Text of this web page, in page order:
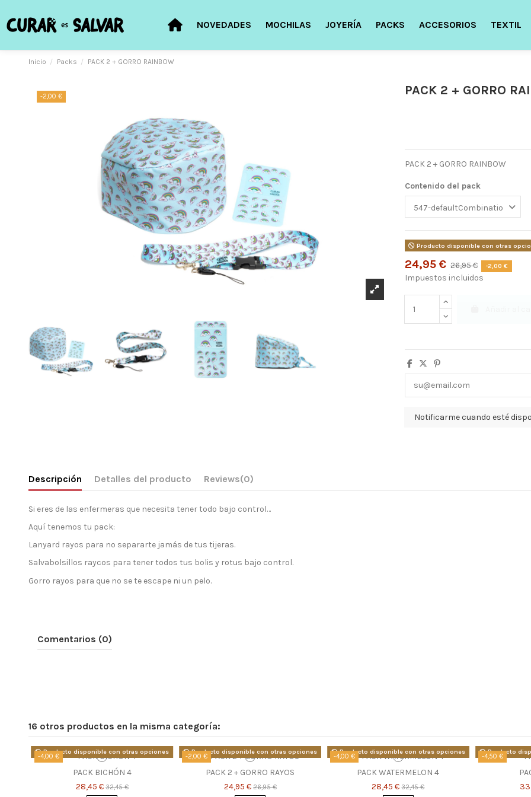
NOVEDADES MOCHILAS JOYERÍA PACKS ACCESORIOS TEXTIL
Inicio Packs PACK 2 + GORRO RAINBOW
-2,00 € PACK 2 + GORRO
PACK 2 + GORRO RAINBOW
Contenido del pack
Producto disponible con otras
24,95 € 26,95 € -2,00 €
Impuestos incluidos
Descripción Detalles del producto Reviews(0)
Si eres de las enfermeras que necesita tener todo bajo control…
Aquí tenemos tu pack:
Lanyard rayos para no separarte jamás de tus tijeras.
Salvabolsillos raycos para tener todos tus bolis y rotus bajo control.
Gorro rayos para que no se te escape ni un pelo.
Comentarios (0)
16 otros productos en la misma categoría:
-4,00 €
Producto disponible con otras opciones
PACK BICHÓN 4
28,45 € 32,45 €
-2,00 €
Producto disponible con otras opciones
PACK 2 + GORRO RAYOS
24,95 € 26,95 €
-4,00 €
Producto disponible con otras opciones
PACK WATERMELON 4
28,45 €32,45 €
-4,50 €
Producto